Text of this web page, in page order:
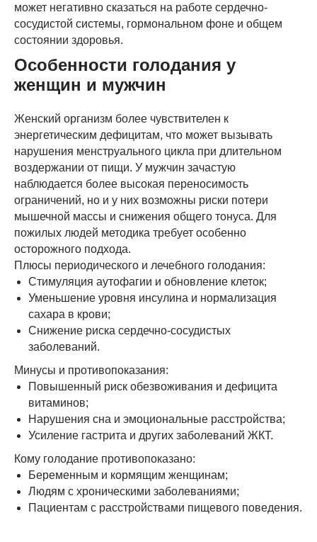
может негативно сказаться на работе сердечно-
сосудистой системы, гормональном фоне и общем
состоянии здоровья.
Особенности голодания у
женщин и мужчин
Женский организм более чувствителен к
энергетическим дефицитам, что может вызывать
нарушения менструального цикла при длительном
воздержании от пищи. У мужчин зачастую
наблюдается более высокая переносимость
ограничений, но и у них возможны риски потери
мышечной массы и снижения общего тонуса. Для
пожилых людей методика требует особенно
осторожного подхода.
Плюсы периодического и лечебного голодания:
Стимуляция аутофагии и обновление клеток;
Уменьшение уровня инсулина и нормализация
сахара в крови;
Снижение риска сердечно-сосудистых
заболеваний.
Минусы и противопоказания:
Повышенный риск обезвоживания и дефицита
витаминов;
Нарушения сна и эмоциональные расстройства;
Усиление гастрита и других заболеваний ЖКТ.
Кому голодание противопоказано:
Беременным и кормящим женщинам;
Людям с хроническими заболеваниями;
Пациентам с расстройствами пищевого поведения.